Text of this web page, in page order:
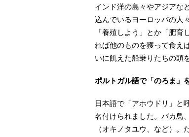
インド洋の島々やアジアな
込んでいるヨーロッパの人
「養殖しよう」とか「肥
れば他のものを獲って食え
いに飢えた船乗りたちの頭
ポルトガル語で「のろま」
日本語で「アホウドリ」と
名付けられました。バカ鳥
（オキノタユウ、など）